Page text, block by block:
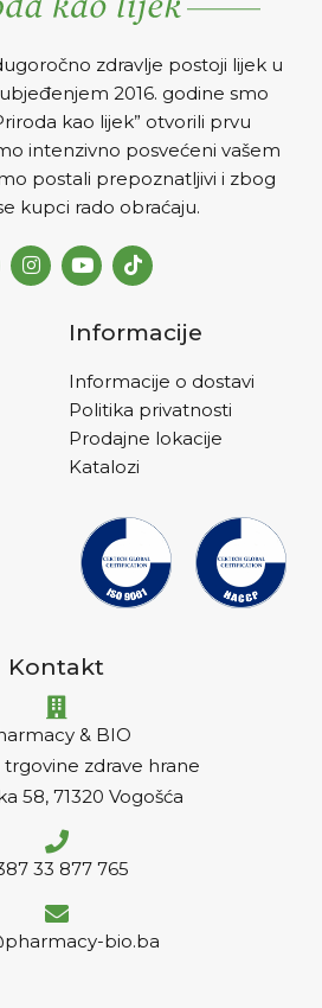
zdravlje postoji lijek u
2016. godine smo
kao lijek” otvorili prvu
intenzivno posvećeni vašem
postali prepoznatljivi i zbog
kupci rado obraćaju.
Informacije
Informacije o dostavi
Politika privatnosti
Prodajne lokacije
Katalozi
Kontakt
& BIO
zdrave hrane
58, 71320 Vogošća
33 877 765
bio.ba